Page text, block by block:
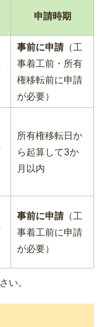
申請時期
事前に申請（工
事着工前・所有
権移転前に申請
が必要）
所有権移転日か
ら起算して3か
月以内
事前に申請（工
事着工前に申請
が必要）
い。